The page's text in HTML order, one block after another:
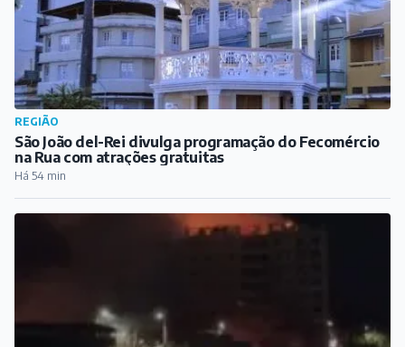
COTIDIANO
Incêndio de grandes proporções destrói andar de
prédio em São João del-Rei
Há 11 horas